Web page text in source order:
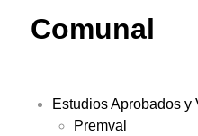
Comunal
Estudios Aprobados y
Premval